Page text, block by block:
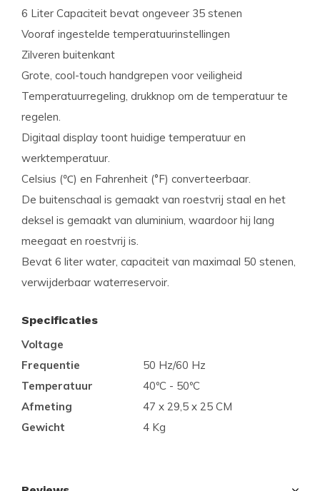
6 Liter Capaciteit bevat ongeveer 35 stenen
Vooraf ingestelde temperatuurinstellingen
Zilveren buitenkant
Grote, cool-touch handgrepen voor veiligheid
Temperatuurregeling, drukknop om de temperatuur te
regelen.
Digitaal display toont huidige temperatuur en
werktemperatuur.
Celsius (℃) en Fahrenheit (°F) converteerbaar.
De buitenschaal is gemaakt van roestvrij staal en het
deksel is gemaakt van aluminium, waardoor hij lang
meegaat en roestvrij is.
Bevat 6 liter water, capaciteit van maximaal 50 stenen,
verwijderbaar waterreservoir.
Specificaties
Voltage
Frequentie
50 Hz/60 Hz
Temperatuur
40ºC - 50ºC
Afmeting
47 x 29,5 x 25 CM
Gewicht
4 Kg